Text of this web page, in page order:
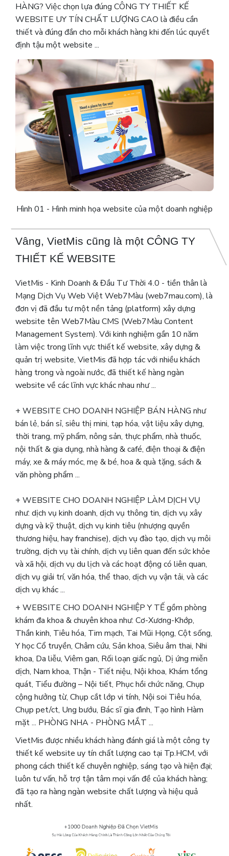
HÀNG? Việc chọn lựa đúng CÔNG TY THIẾT KẾ
WEBSITE UY TÍN CHẤT LƯỢNG CAO là điều cần
thiết và đúng đắn cho mỗi khách hàng khi đến lúc quyết
định tậu một website ...
Hình 01 - Hình minh họa website của một doanh nghiệp
Vâng, VietMis cũng là một CÔNG TY
THIẾT KẾ WEBSITE
VietMis - Kinh Doanh & Đầu Tư Thời 4.0 - tiền thân là
Mạng Dịch Vụ Web Việt Web7Màu (web7mau.com), là
đơn vị đã đầu tư một nền tảng (platform) xây dựng
website tên Web7Màu CMS (Web7Màu Content
Management System). Với kinh nghiệm gần 10 năm
làm việc trong lĩnh vực thiết kế website, xây dựng &
quản trị website, VietMis đã hợp tác với nhiều khách
hàng trong và ngoài nước, đã thiết kế hàng ngàn
website về các lĩnh vực khác nhau như ...
+ WEBSITE CHO DOANH NGHIỆP BÁN HÀNG như
bán lẻ, bán sỉ, siêu thị mini, tạp hóa, vật liệu xây dựng,
thời trang, mỹ phẩm, nông sản, thực phẩm, nhà thuốc,
nội thất & gia dụng, nhà hàng & café, điện thoại & điện
máy, xe & máy móc, mẹ & bé, hoa & quà tặng, sách &
văn phòng phẩm ...
+ WEBSITE CHO DOANH NGHIỆP LÀM DỊCH VỤ
như: dịch vụ kinh doanh, dịch vụ thông tin, dịch vụ xây
dựng và kỹ thuật, dịch vụ kinh tiêu (nhượng quyền
thương hiệu, hay franchise), dịch vụ đào tạo, dịch vụ môi
trường, dịch vụ tài chính, dịch vụ liên quan đến sức khỏe
và xã hội, dịch vụ du lịch và các hoạt động có liên quan,
dịch vụ giải trí, văn hóa, thể thao, dịch vụ vận tải, và các
dịch vụ khác ...
+ WEBSITE CHO DOANH NGHIỆP Y TẾ gồm phòng
khám đa khoa & chuyên khoa như: Cơ-Xương-Khớp,
Thần kinh, Tiêu hóa, Tim mạch, Tai Mũi Họng, Cột sống,
Y học Cổ truyền, Châm cứu, Sản khoa, Siêu âm thai, Nhi
khoa, Da liễu, Viêm gan, Rối loạn giấc ngủ, Dị ứng miễn
dịch, Nam khoa, Thận - Tiết niệu, Nội khoa, Khám tổng
quát, Tiểu đường – Nội tiết, Phục hồi chức năng, Chụp
cộng hưởng từ, Chụp cắt lớp vi tính, Nội soi Tiêu hóa,
Chụp pet/ct, Ung bướu, Bác sĩ gia đình, Tạo hình Hàm
mặt ... PHÒNG NHA - PHÒNG MẮT ...
VietMis được nhiều khách hàng đánh giá là một công ty
thiết kế website uy tín chất lượng cao tại Tp.HCM, với
phong cách thiết kế chuyên nghiệp, sáng tạo và hiện đại;
luôn tư vấn, hỗ trợ tận tâm mọi vấn đề của khách hàng;
đã tạo ra hàng ngàn website chất lượng và hiệu quả
nhất.